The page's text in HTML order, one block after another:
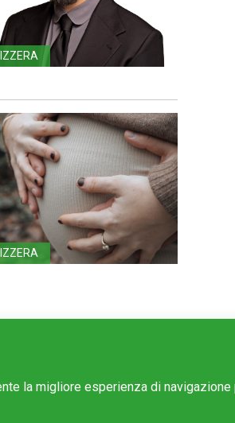
la migliore esperienza di